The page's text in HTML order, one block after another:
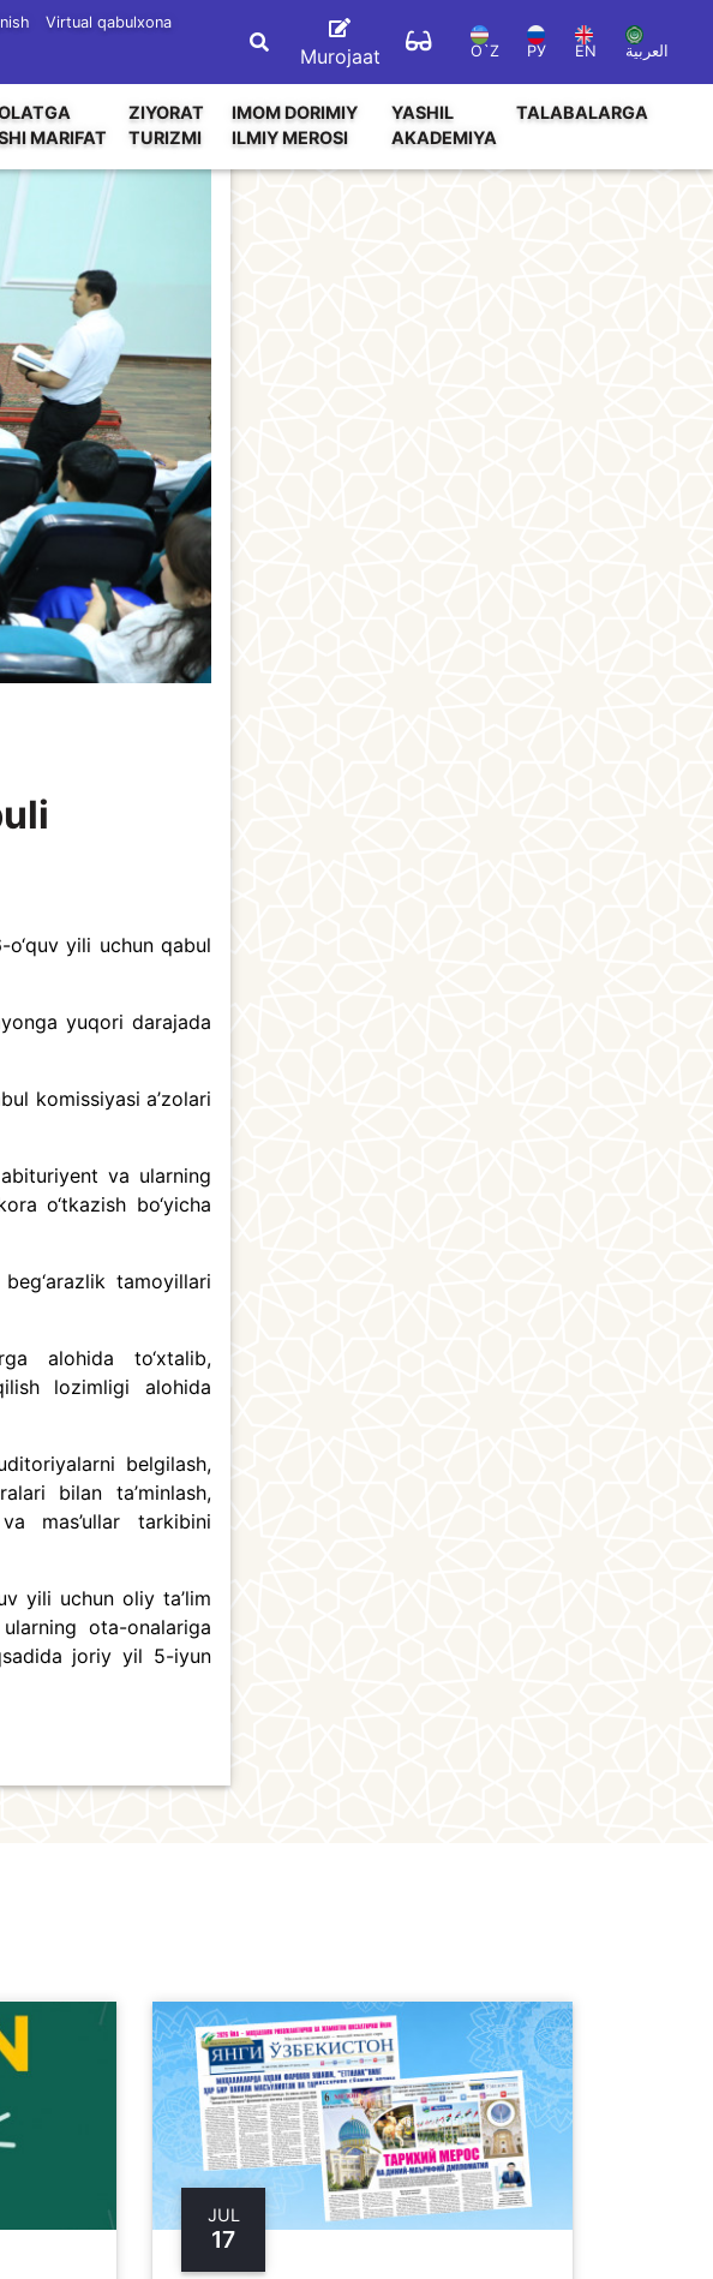
Virtual qabulxona
Murojaat O`Z РУ EN العربية
MARIFAT
ZIYORAT
TURIZMI
IMOM DORIMIY
ILMIY MEROSI
YASHIL
AKADEMIYA
TALABALARGA
yili uchun qabul
yuqori darajada
komissiyasi a’zolari
va ularning
o‘tkazish bo‘yicha
tamoyillari
alohida to‘xtalib,
lozimligi alohida
belgilash,
bilan ta’minlash,
mas’ullar tarkibini
yili uchun oliy ta’lim
ota-onalariga
joriy yil 5-iyun
JUL
17